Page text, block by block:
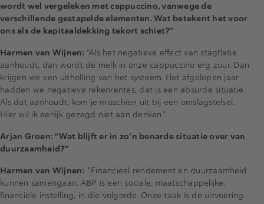
wordt wel vergeleken met cappuccino, vanwege de
verschillende gestapelde elementen. Wat betekent het voor
ons als de kapitaaldekking tekort schiet?”
Harmen van Wijnen: “Als het negatieve effect van stagflatie
aanhoudt, dan wordt de melk in onze cappuccino erg zuur. Dan
krijgen we een uitholling van het systeem. Het afgelopen jaar
hadden we negatieve rekenrentes, dat is een absurde situatie.
Als dat aanhoudt, kom je misschien uit bij een omslagstelsel.
Hier wil ik eerlijk gezegd niet aan denken.”
Arjan Groen: “Wat blijft er in zo’n benarde situatie over van
duurzaamheid?”
Harmen van Wijnen: "Financieel rendement en duurzaamheid
kunnen samengaan. ABP is een sociale, maatschappelijke,
financiële instelling, in die volgorde. Onze taak is de uitvoering